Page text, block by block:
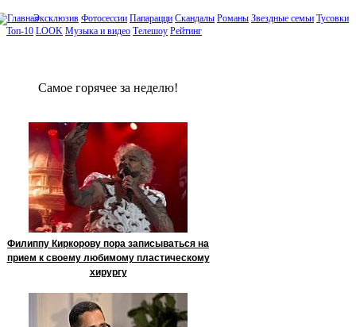
Эксклюзив Фотосессии Папарацци Скандалы Романы Звездные семьи Тусовки
Топ-10 LOOK Музыка и видео Телешоу Рейтинг
Сaмое гoрячее за неделю!
Филиппу Киркорову пора записываться на
прием к своему любимому пластическому
хирургу